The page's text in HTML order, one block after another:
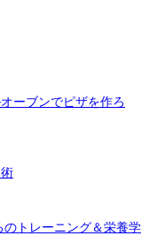
ーブンでピザを作ろ
トレーニング＆栄養学